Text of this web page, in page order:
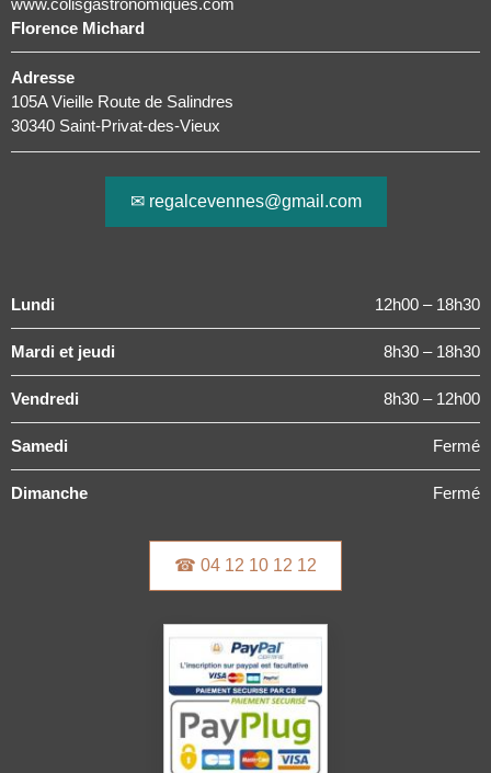
www.colisgastronomiques.com
Florence Michard
Adresse
105A Vieille Route de Salindres
30340 Saint-Privat-des-Vieux
✉ regalcevennes@gmail.com
Lundi 12h00 – 18h30
Mardi et jeudi 8h30 – 18h30
Vendredi 8h30 – 12h00
Samedi Fermé
Dimanche Fermé
☎ 04 12 10 12 12